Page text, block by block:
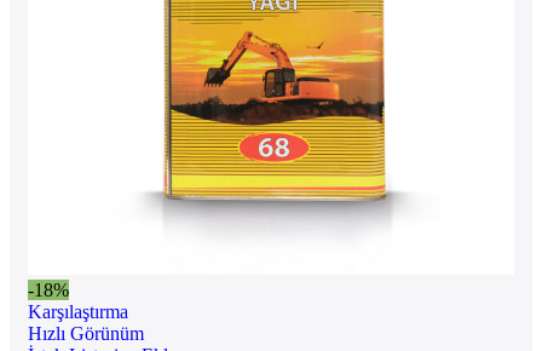
-18%
Karşılaştırma
Hızlı Görünüm